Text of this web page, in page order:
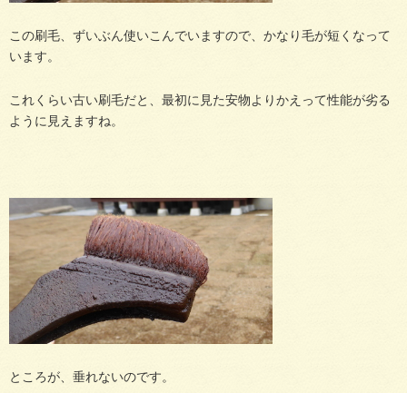
この刷毛、ずいぶん使いこんでいますので、かなり毛が短くなって
います。
これくらい古い刷毛だと、最初に見た安物よりかえって性能が劣る
ように見えますね。
ところが、垂れないのです。